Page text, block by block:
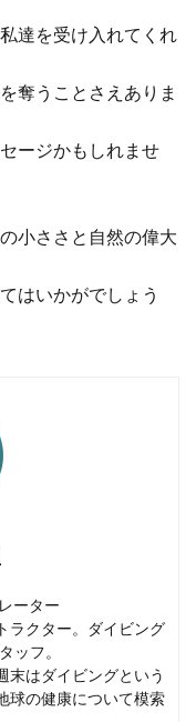
達を受け入れてくれ
奪うことさえありま
ージかもしれませ
小ささと自然の偉大
はいかがでしょう
ーター
ラクター。ダイビング
ッフ。
末はダイビングという
球の健康について模索